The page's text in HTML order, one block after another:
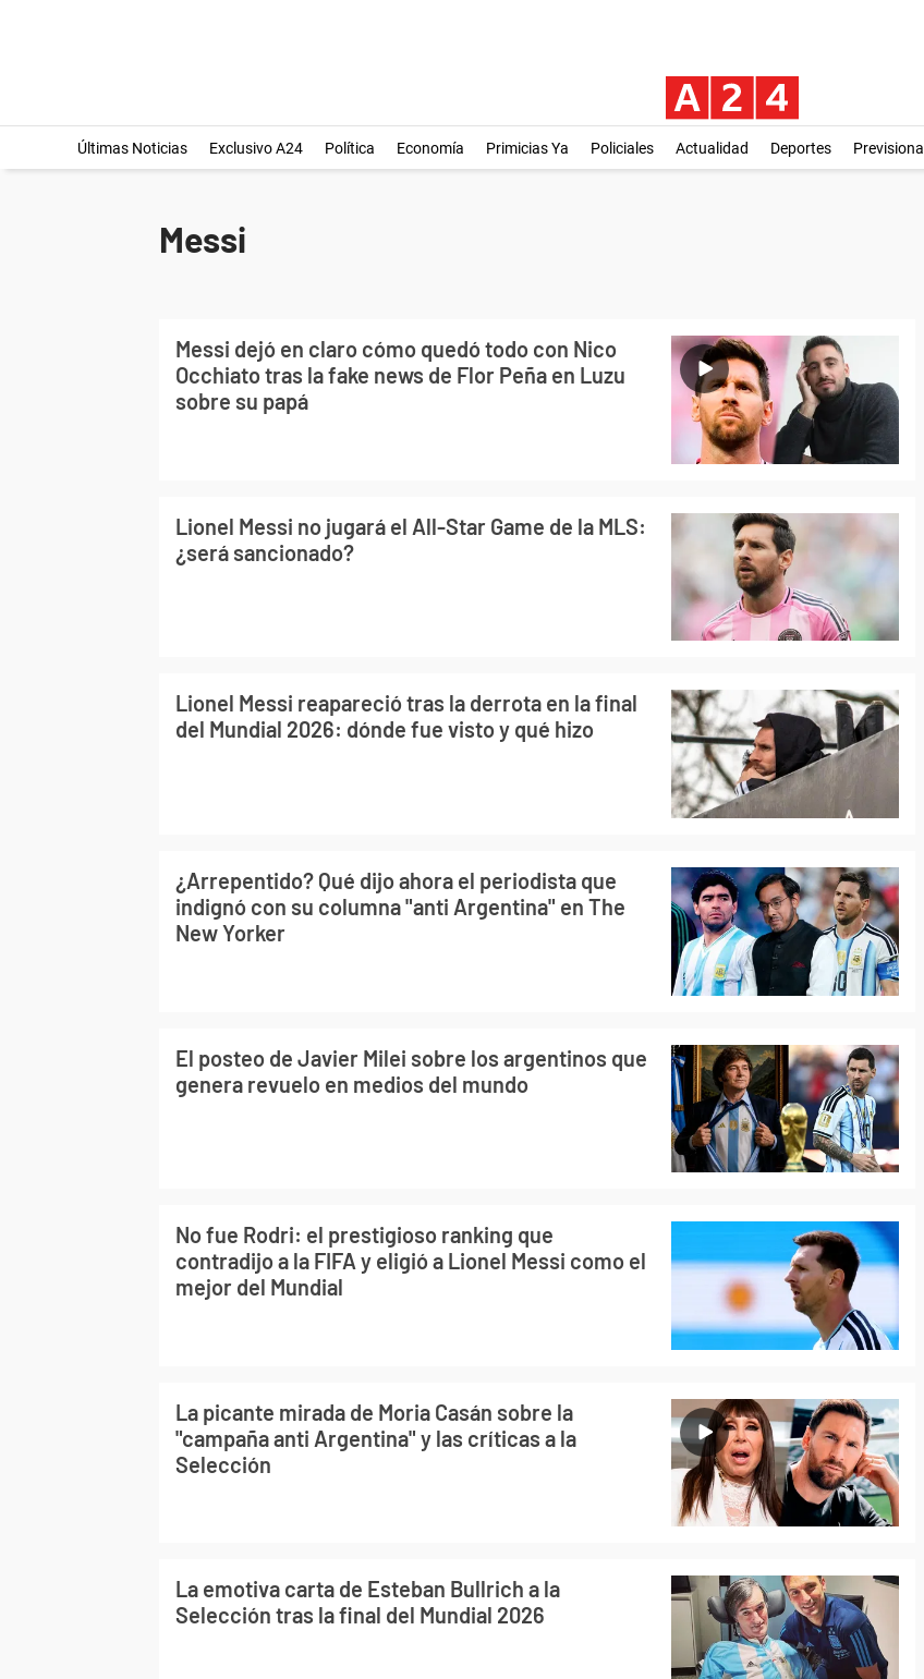
Últimas Noticias Exclusivo A24 Política Economía Primicias Ya Policiales Actualidad Deportes Previsional
Messi
Messi dejó en claro cómo quedó todo con Nico
Occhiato tras la fake news de Flor Peña en Luzu
sobre su papá
Lionel Messi no jugará el All-Star Game de la MLS:
¿será sancionado?
Lionel Messi reapareció tras la derrota en la final
del Mundial 2026: dónde fue visto y qué hizo
¿Arrepentido? Qué dijo ahora el periodista que
indignó con su columna "anti Argentina" en The
New Yorker
El posteo de Javier Milei sobre los argentinos que
genera revuelo en medios del mundo
No fue Rodri: el prestigioso ranking que
contradijo a la FIFA y eligió a Lionel Messi como el
mejor del Mundial
La picante mirada de Moria Casán sobre la
"campaña anti Argentina" y las críticas a la
Selección
La emotiva carta de Esteban Bullrich a la
Selección tras la final del Mundial 2026